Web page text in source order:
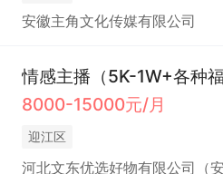
安徽主角文化传媒有限公司
情感主播（5K-1W+各种福
8000-15000元/月
迎江区
河北文东优选好物有限公司（安